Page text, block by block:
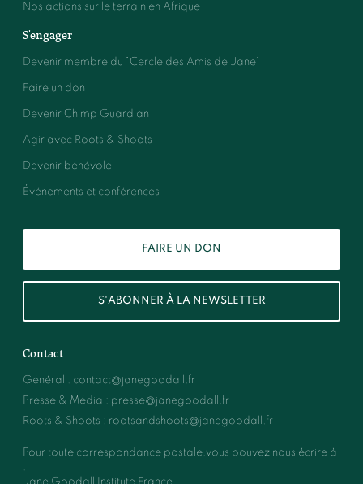
Nos actions sur le terrain en Afrique
S'engager
Devenir membre du "Cercle des Amis de Jane"
Faire un don
Devenir Chimp Guardian
Agir avec Roots & Shoots
Devenir bénévole
Événements et conférences
FAIRE UN DON
S'ABONNER À LA NEWSLETTER
Contact
Général : contact@janegoodall.fr
Presse & Média : presse@janegoodall.fr
Roots & Shoots : rootsandshoots@janegoodall.fr
Pour toute correspondance postale,vous pouvez nous écrire à
: